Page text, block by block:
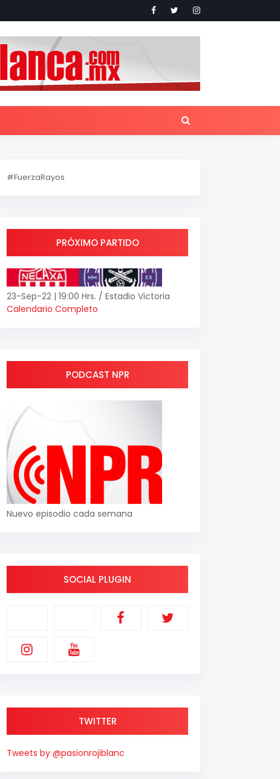
#FuerzaRayos
PRÓXIMO PARTIDO
23-Sep-22 | 19:00 Hrs. / Estadio Victoria
Calendario Completo
PODCAST NPR
Nuevo episodio cada semana
SOCIAL PLUGIN
TWITTER
Tweets by @pasionrojiblanc